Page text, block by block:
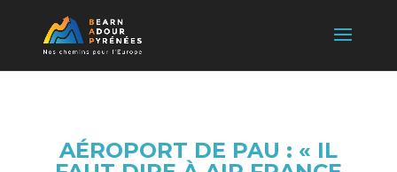
AÉROPORT DE PAU : « IL